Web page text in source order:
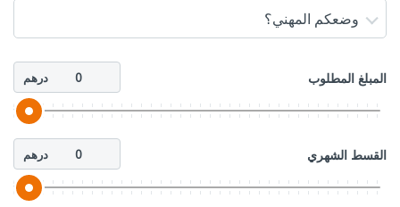
وضعكم المهني؟
المبلغ المطلوب درهم
القسط الشهري درهم